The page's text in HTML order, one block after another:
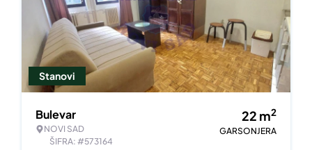
Stanovi
Bulevar
NOVI SAD
ŠIFRA: #573164
22 m2
GARSONJERA